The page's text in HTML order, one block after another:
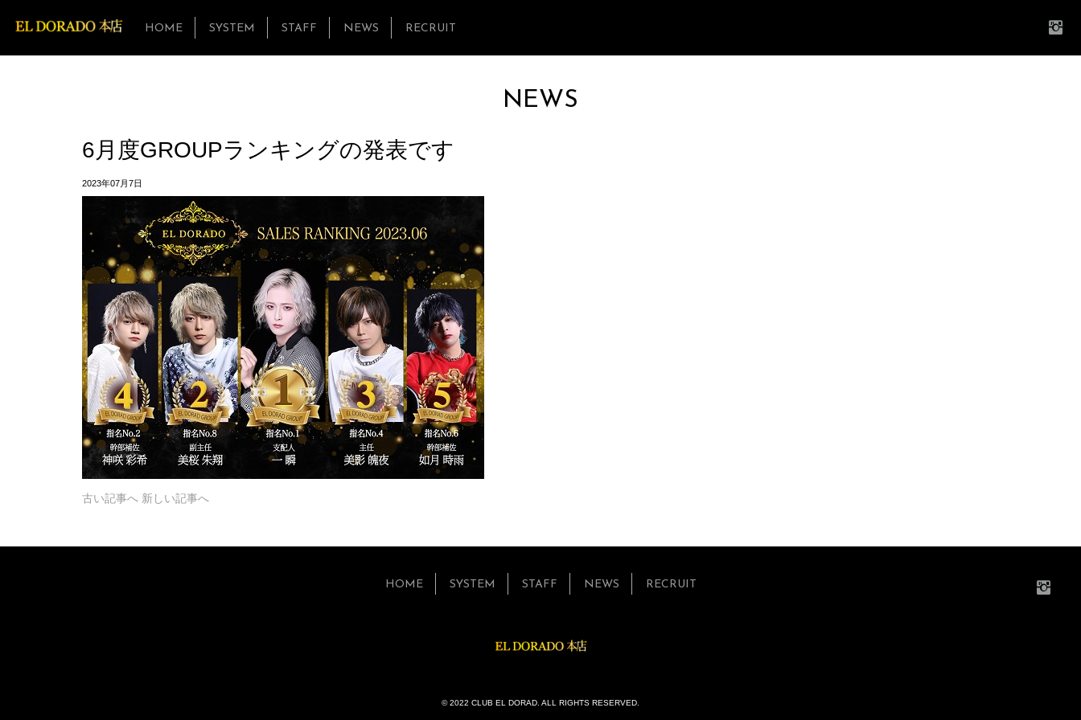
HOME SYSTEM STAFF NEWS RECRUIT
NEWS
6月度GROUPランキングの発表です
2023年07月7日
古い記事へ 新しい記事へ
HOME SYSTEM STAFF NEWS RECRUIT
© 2022 CLUB EL DORAD. ALL RIGHTS RESERVED.